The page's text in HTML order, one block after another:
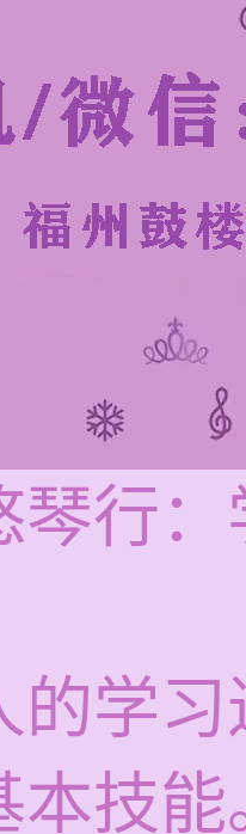
琴行
的学
本技能